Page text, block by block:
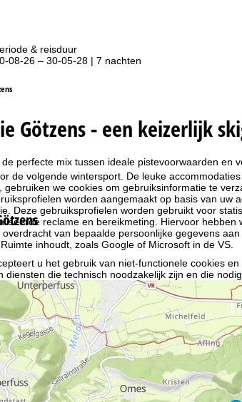
we cookies om gebruiksinformatie te
worden aangemaakt op basis van uw
Deze gebruiksprofielen worden gebruikt voor
reclame en bereikmeting. Hiervoor hebben
van bepaalde persoonlijke gegevens
inhoudt, zoals Google of Microsoft in de VS.
u het gebruik van niet-functionele cookies
diensten die technisch noodzakelijk zijn en die
cookies en de mogelijkheid om uw instellingen te
vind je in hetImpressum. Informatie over de
Privacy Policy.
& reisduur
08-26 – 30-05-28 | 7 nachten
Götzens - een keizerlijk
perfecte mix tussen ideale pistevoorwaarden
de volgende wintersport. De leuke